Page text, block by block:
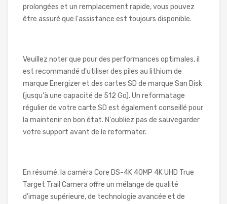
prolongées et un remplacement rapide, vous pouvez
être assuré que l'assistance est toujours disponible.
Veuillez noter que pour des performances optimales, il
est recommandé d'utiliser des piles au lithium de
marque Energizer et des cartes SD de marque San Disk
(jusqu'à une capacité de 512 Go). Un reformatage
régulier de votre carte SD est également conseillé pour
la maintenir en bon état. N'oubliez pas de sauvegarder
votre support avant de le reformater.
En résumé, la caméra Core DS-4K 40MP 4K UHD True
Target Trail Camera offre un mélange de qualité
d'image supérieure, de technologie avancée et de